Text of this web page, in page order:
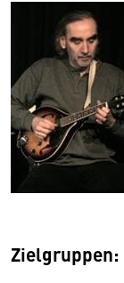
Zielgruppen: